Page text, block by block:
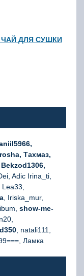
ЧАЙ ДЛЯ СУШКИ
Тахмаз,
Adic Irina_ti,
, Iriska_mur,
show-me-
, natali111,
Ламка